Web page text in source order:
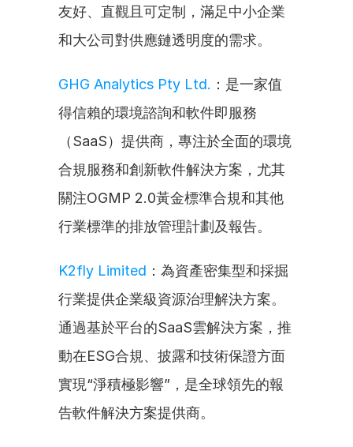
友好、直觀且可定制，滿足中小企業
和大公司對供應鏈透明度的需求。
GHG Analytics Pty Ltd. ：是一家值
得信賴的環境諮詢和軟件即服務
（SaaS）提供商，專注於全面的環境
合規服務和創新軟件解決方案，尤其
關注OGMP 2.0黃金標準合規和其他
行業標準的排放管理計劃及報告。
K2fly Limited ：為資產密集型和採掘
行業提供企業級資源治理解決方案。
通過基於平台的SaaS雲解決方案，推
動在ESG合規、披露和技術保證方面
實現“淨積極影響”，是全球領先的報
告軟件解決方案提供商。